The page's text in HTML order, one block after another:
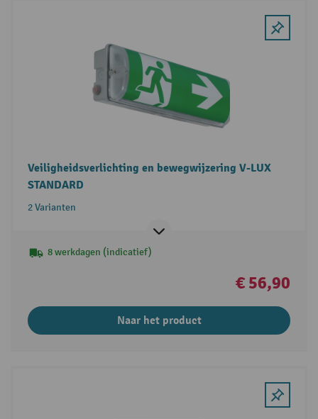
Veiligheidsverlichting en bewegwijzering V-LUX
STANDARD
2 Varianten
8 werkdagen (indicatief)
€ 56,90
Naar het product